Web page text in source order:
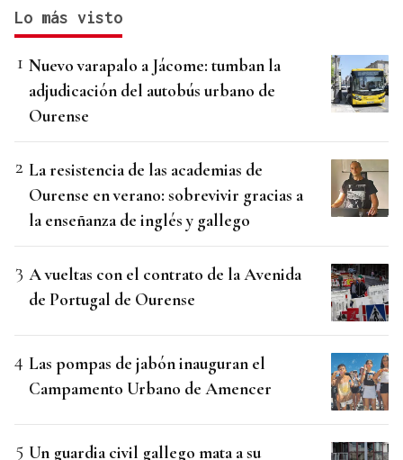
Lo más visto
Nuevo varapalo a Jácome: tumban la
adjudicación del autobús urbano de
Ourense
La resistencia de las academias de
Ourense en verano: sobrevivir gracias a
la enseñanza de inglés y gallego
A vueltas con el contrato de la Avenida
de Portugal de Ourense
Las pompas de jabón inauguran el
Campamento Urbano de Amencer
Un guardia civil gallego mata a su